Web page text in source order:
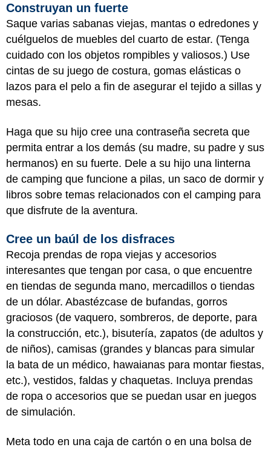
Construyan un fuerte
Saque varias sabanas viejas, mantas o edredones y
cuélguelos de muebles del cuarto de estar. (Tenga
cuidado con los objetos rompibles y valiosos.) Use
cintas de su juego de costura, gomas elásticas o
lazos para el pelo a fin de asegurar el tejido a sillas y
mesas.
Haga que su hijo cree una contraseña secreta que
permita entrar a los demás (su madre, su padre y sus
hermanos) en su fuerte. Dele a su hijo una linterna
de camping que funcione a pilas, un saco de dormir y
libros sobre temas relacionados con el camping para
que disfrute de la aventura.
Cree un baúl de los disfraces
Recoja prendas de ropa viejas y accesorios
interesantes que tengan por casa, o que encuentre
en tiendas de segunda mano, mercadillos o tiendas
de un dólar. Abastézcase de bufandas, gorros
graciosos (de vaquero, sombreros, de deporte, para
la construcción, etc.), bisutería, zapatos (de adultos y
de niños), camisas (grandes y blancas para simular
la bata de un médico, hawaianas para montar fiestas,
etc.), vestidos, faldas y chaquetas. Incluya prendas
de ropa o accesorios que se puedan usar en juegos
de simulación.
Meta todo en una caja de cartón o en una bolsa de